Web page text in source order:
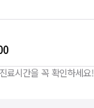
료시간을 꼭 확인하세요!